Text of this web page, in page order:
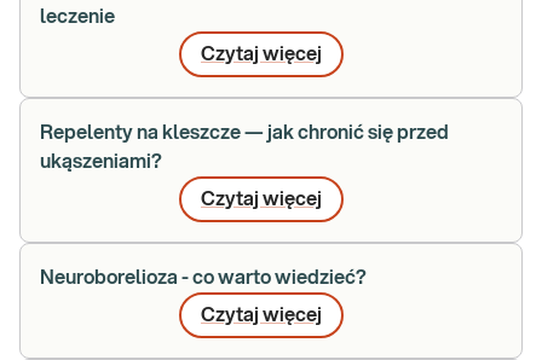
leczenie
Czytaj więcej
Repelenty na kleszcze — jak chronić się przed
ukąszeniami?
Czytaj więcej
Neuroborelioza - co warto wiedzieć?
Czytaj więcej